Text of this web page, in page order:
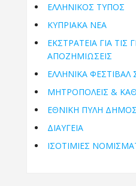
ΕΛΛΗΝΙΚΟΣ ΤΥΠΟΣ
ΚΥΠΡΙΑΚΑ ΝΕΑ
ΕΚΣΤΡΑΤΕΙΑ ΓΙΑ ΤΙΣ
ΑΠΟΖΗΜΙΩΣΕΙΣ
ΕΛΛΗΝΙΚΆ
ΜΗΤΡΟΠΌΛΕΙΣ &
ΕΘΝΙΚΉ ΠΎΛΗ
ΔΙΑΥΓΕΙΑ
ΙΣΟΤΙΜΙΕΣ